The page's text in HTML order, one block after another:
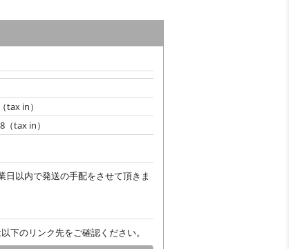
tax in）
（tax in）
日以内で発送の手配をさせて頂きま
下のリンク先をご確認ください。